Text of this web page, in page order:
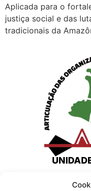
Aplicada para o
justiça social e das
tradicionais da